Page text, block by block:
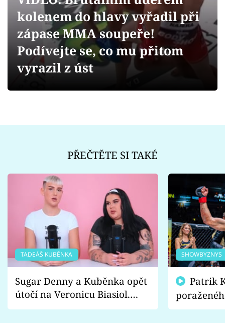
Videa
Sledujte prima+
kolenem do hlavy vyřadil při
zápase MMA soupeře!
Podívejte se, co mu přitom
vyrazil z úst
PŘEČTĚTE SI TAKÉ
TADEÁŠ KUBĚNKA
Sugar Denny a Kuběnka opět
útočí na Veronicu Biasiol.
Proč je podle nich falešná a
SHOWBYZNYS
fanoušci